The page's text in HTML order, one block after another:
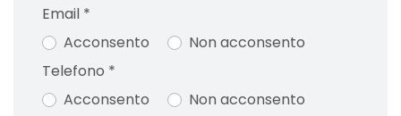
Email *
Acconsento
Non acconsento
Telefono *
Acconsento
Non acconsento